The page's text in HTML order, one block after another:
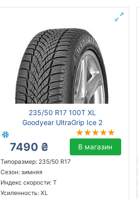
235/50 R17 100T XL
Goodyear UltraGrip Ice 2
7490 ₴ В магазин
Типоразмер: 235/50 R17
Сезон: зимняя
Индекс скорости: T
Усиленность: XL